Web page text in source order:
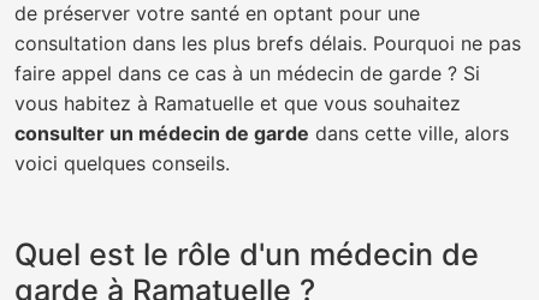
de préserver votre santé en optant pour une
consultation dans les plus brefs délais. Pourquoi ne pas
faire appel dans ce cas à un médecin de garde ? Si
vous habitez à Ramatuelle et que vous souhaitez
consulter un médecin de garde dans cette ville, alors
voici quelques conseils.
Quel est le rôle d'un médecin de
garde à Ramatuelle ?